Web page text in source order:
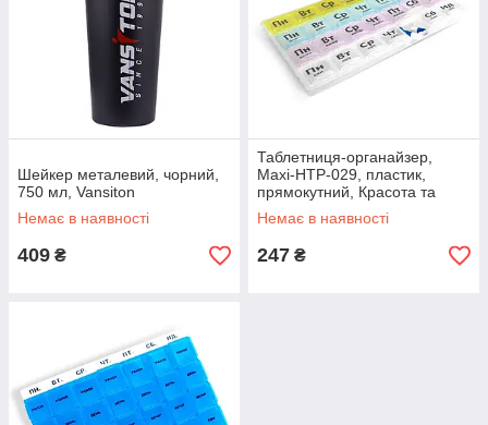
Шейкер металевий, чорний,
750 мл, Vansiton
Немає в наявності
409 ₴
Таблетниця-органайзер,
Maxi-HTP-029, пластик,
прямокутний, Красота та
Здоров'я
Немає в наявності
247 ₴